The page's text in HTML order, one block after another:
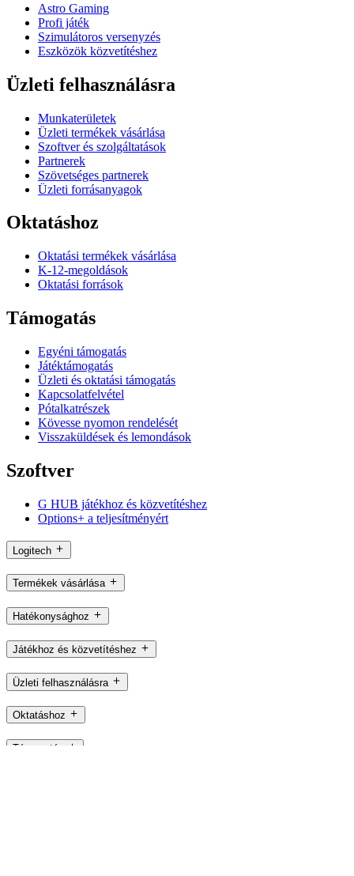
Astro Gaming
Profi játék
Szimulátoros versenyzés
Eszközök közvetítéshez
Üzleti felhasználásra
Munkaterületek
Üzleti termékek vásárlása
Szoftver és szolgáltatások
Partnerek
Szövetséges partnerek
Üzleti forrásanyagok
Oktatáshoz
Oktatási termékek vásárlása
K-12-megoldások
Oktatási források
Támogatás
Egyéni támogatás
Játéktámogatás
Üzleti és oktatási támogatás
Kapcsolatfelvétel
Pótalkatrészek
Kövesse nyomon rendelését
Visszaküldések és lemondások
Szoftver
G HUB játékhoz és közvetítéshez
Options+ a teljesítményért
Logitech
Termékek vásárlása
Hatékonysághoz
Játékhoz és közvetítéshez
Üzleti felhasználásra
Oktatáshoz
Támogatás